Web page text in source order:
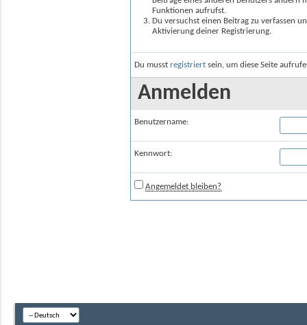
Funktionen aufrufst.
Du versuchst einen Beitrag zu verfassen
Aktivierung deiner Registrierung.
Du musst registriert sein, um diese Seite
Anmelden
Benutzername:
Kennwort:
Angemeldet bleiben?